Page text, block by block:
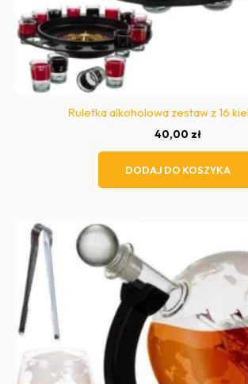
Ruletka alkoholowa zestaw z 16
40,00 zł
DODAJ DO KOSZYKA